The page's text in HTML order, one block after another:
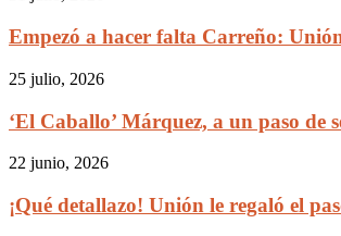
Empezó a hacer falta Carreño:
25 julio, 2026
‘El Caballo’ Márquez, a un paso de
22 junio, 2026
¡Qué detallazo! Unión le regaló el